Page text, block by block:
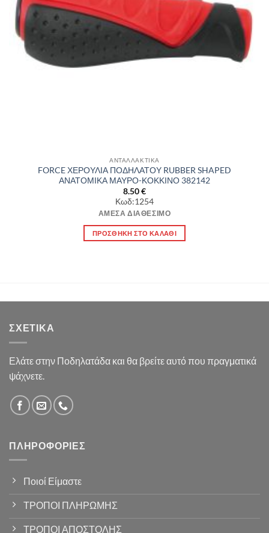
ΑΝΤΑΛΛΑΚΤΙΚΑ
FORCE ΧΕΡΟΥΛΙΑ ΠΟΔΗΛΑΤΟΥ RUBBER SHAPED
ΑΝΑΤΟΜΙΚΑ ΜΑΥΡΟ-ΚΟΚΚΙΝΟ 382142
8.50€
Κωδ:1254
ΆΜΕΣΑ ΔΙΑΘΈΣΙΜΟ
ΠΡΟΣΘΉΚΗ ΣΤΟ ΚΑΛΆΘΙ
ΣΧΕΤΙΚΆ
Ελάτε στην Ποδηλατάδα και θα βρείτε αυτό που πραγματικά
ψάχνετε.
ΠΛΗΡΟΦΟΡΊΕΣ
Ποιοί Είμαστε
ΤΡΟΠΟΙ ΠΛΗΡΩΜΗΣ
ΤΡΟΠΟΙ ΑΠΟΣΤΟΛΗΣ